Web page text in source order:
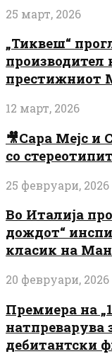
25 март, 2026
„Тиквеш“
производител
престижниот
12 март, 2026
🎥Сара Мејс и
со
25 февруари, 2026
Во Италија
дождот“
класик на
20 февруари, 2026
Премиера на
натпреварува
дебитантски